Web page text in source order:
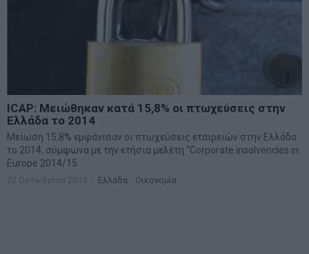
ICAP: Μειώθηκαν κατά 15,8% οι πτωχεύσεις στην
Ελλάδα το 2014
Μείωση 15,8% εμφάνισαν οι πτωχεύσεις εταιρειών στην Ελλάδα
το 2014, σύμφωνα με την ετήσια μελέτη “Corporate insolvencies in
Europe 2014/15
22 Οκτωβρίου 2015 Ελλάδα Οικονομία